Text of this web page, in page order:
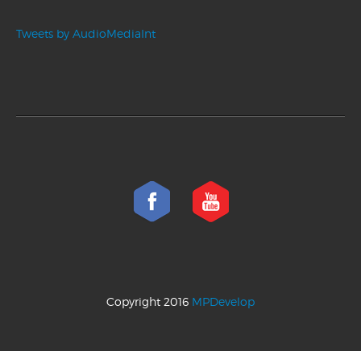
Tweets by AudioMediaInt
Copyright 2016 MPDevelop